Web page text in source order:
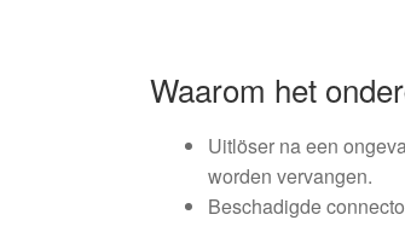
Waarom het
Uitlöser na een
worden vervangen.
Beschadigde